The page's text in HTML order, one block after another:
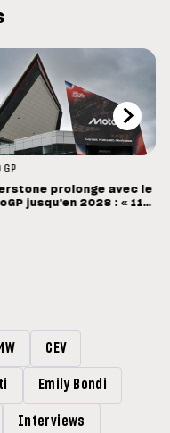
GP
prolonge avec le
jusqu'en 2028 : « 11
CEV
Emily Bondi
Interviews